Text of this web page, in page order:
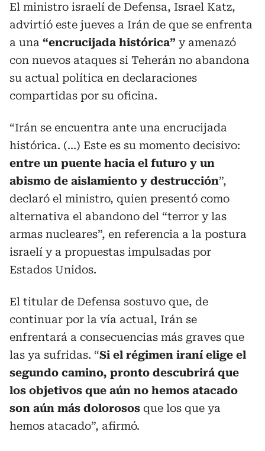
El ministro israelí de Defensa, Israel Katz,
advirtió este jueves a Irán de que se enfrenta
a una “encrucijada histórica” y amenazó
con nuevos ataques si Teherán no abandona
su actual política en declaraciones
compartidas por su oficina.
“Irán se encuentra ante una encrucijada
histórica. (...) Este es su momento decisivo:
entre un puente hacia el futuro y un
abismo de aislamiento y destrucción”,
declaró el ministro, quien presentó como
alternativa el abandono del “terror y las
armas nucleares”, en referencia a la postura
israelí y a propuestas impulsadas por
Estados Unidos.
El titular de Defensa sostuvo que, de
continuar por la vía actual, Irán se
enfrentará a consecuencias más graves que
las ya sufridas. “Si el régimen iraní elige el
segundo camino, pronto descubrirá que
los objetivos que aún no hemos atacado
son aún más dolorosos que los que ya
hemos atacado”, afirmó.